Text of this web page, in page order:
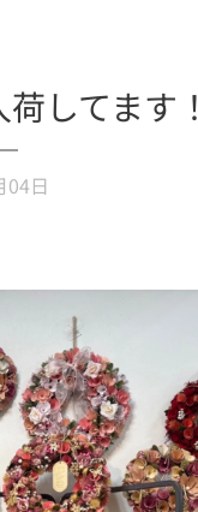
してます！
04日